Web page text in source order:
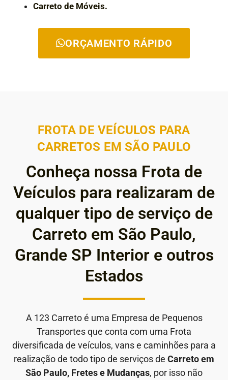
Carreto de Móveis.
ORÇAMENTO RÁPIDO
FROTA DE VEÍCULOS PARA
CARRETOS EM SÃO PAULO
Conheça nossa Frota de
Veículos para realizaram de
qualquer tipo de serviço de
Carreto em São Paulo,
Grande SP Interior e outros
Estados
A 123 Carreto é uma Empresa de Pequenos
Transportes que conta com uma Frota
diversificada de veículos, vans e caminhões para a
realização de todo tipo de serviços de Carreto em
São Paulo, Fretes e Mudanças, por isso não